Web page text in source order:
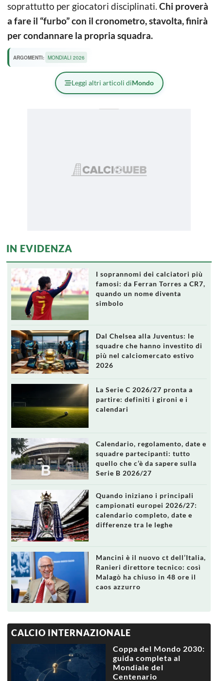
soprattutto per giocatori disciplinati. Chi proverà
a fare il “furbo” con il cronometro, stavolta, finirà
per condannare la propria squadra.
ARGOMENTI: MONDIALI 2026
Leggi altri articoli diMondo
IN EVIDENZA
I soprannomi dei calciatori più
famosi: da Ferran Torres a CR7,
quando un nome diventa
simbolo
Dal Chelsea alla Juventus: le
squadre che hanno investito di
più nel calciomercato estivo
2026
La Serie C 2026/27 pronta a
partire: definiti i gironi e i
calendari
Calendario, regolamento, date e
squadre partecipanti: tutto
quello che c’è da sapere sulla
Serie B 2026/27
Quando iniziano i principali
campionati europei 2026/27:
calendario completo, date e
differenze tra le leghe
Mancini è il nuovo ct dell’Italia,
Ranieri direttore tecnico: così
Malagò ha chiuso in 48 ore il
caos azzurro
CALCIO INTERNAZIONALE
Coppa del Mondo 2030:
guida completa al
Mondiale del
Centenario